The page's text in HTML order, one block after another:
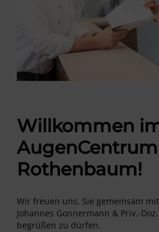
Willkommen
Rothenbaum!
Wir freuen uns, Sie gemeinsam
Johannes Gonnermann & Priv.-
begrüßen zu dürfen.